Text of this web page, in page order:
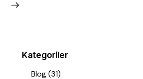
Kategoriler
Blog(31)